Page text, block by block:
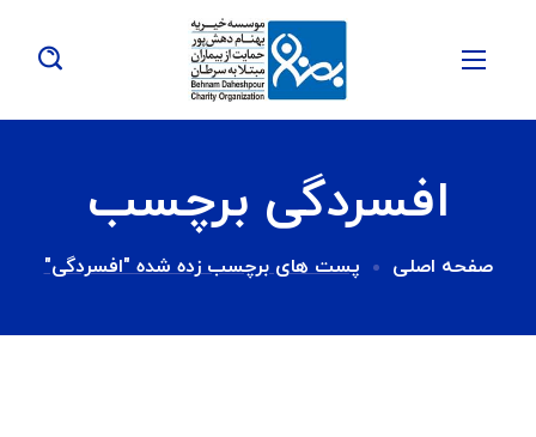
افسردگی برچسب
صفحه اصلی پست های برچسب زده شده "افسردگی"